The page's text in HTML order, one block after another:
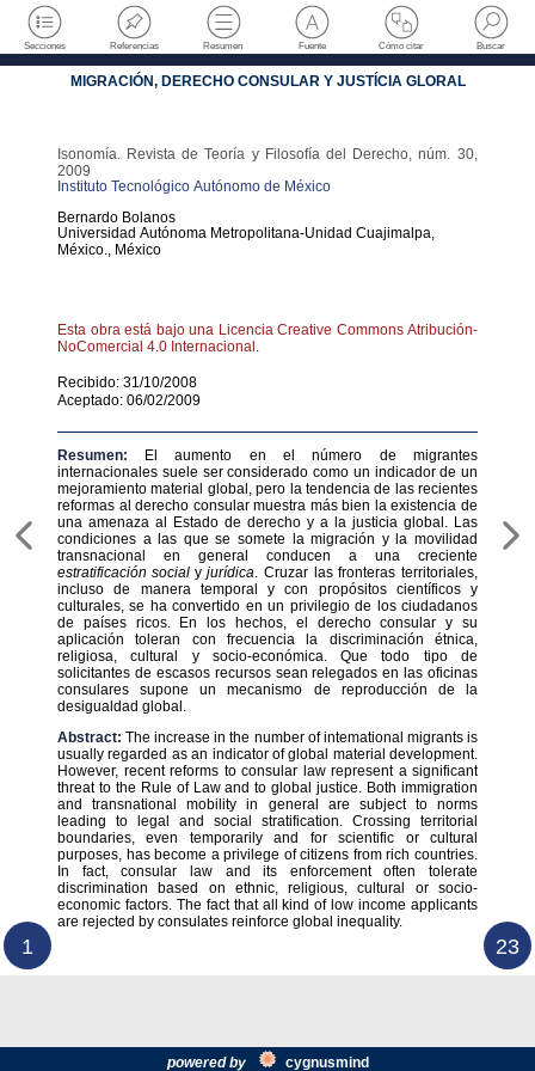
Secciones Referencias Resumen Fuente Cómo citar Buscar
MIGRACIÓN, DERECHO CONSULAR Y JUSTÍCIA GLORAL
Isonomía. Revista de Teoría y Filosofía del Derecho, núm. 30,
2009
Instituto Tecnológico Autónomo de México
Bernardo Bolanos
Universidad Autónoma Metropolitana-Unidad Cuajimalpa,
México., México
Esta obra está bajo una Licencia Creative Commons Atribución-
NoComercial 4.0 Internacional.
Recibido: 31/10/2008
Aceptado: 06/02/2009
Resumen:
El aumento en el número de migrantes
internacionales suele ser considerado como un indicador de un
mejoramiento material global, pero la tendencia de las recientes
reformas al derecho consular muestra más bien la existencia de
una amenaza al Estado de derecho y a la justicia global. Las
condiciones a las que se somete la migración y la movilidad
transnacional en general conducen a una creciente
estratificación social y jurídica. Cruzar las fronteras territoriales,
incluso de manera temporal y con propósitos científicos y
culturales, se ha convertido en un privilegio de los ciudadanos
de países ricos. En los hechos, el derecho consular y su
aplicación toleran con frecuencia la discriminación étnica,
religiosa, cultural y socio-económica. Que todo tipo de
solicitantes de escasos recursos sean relegados en las oficinas
consulares supone un mecanismo de reproducción de la
desigualdad global.
Abstract: The increase in the number of intemational migrants is
usually regarded as an indicator of global material development.
However, recent reforms to consular law represent a significant
threat to the Rule of Law and to global justice. Both immigration
and transnational mobility in general are subject to norms
leading to legal and social stratification. Crossing territorial
boundaries, even temporarily and for scientific or cultural
purposes, has become a privilege of citizens from rich countries.
In fact, consular law and its enforcement often tolerate
discrimination based on ethnic, religious, cultural or socio-
economic factors. The fact that all kind of low income applicants
are rejected by consulates reinforce global inequality.
1 23
powered by cygnusmind